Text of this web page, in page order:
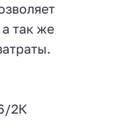
так же
2К